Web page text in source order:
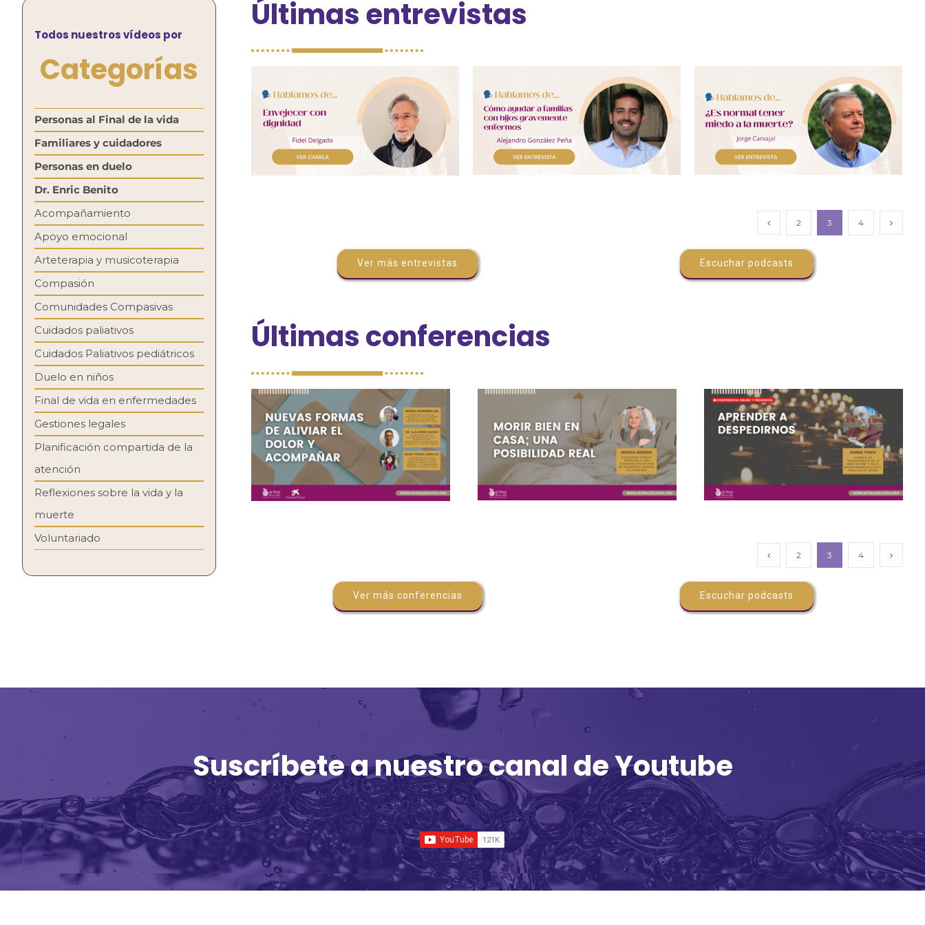
Todos nuestros vídeos por
Categorías
Personas al Final de la vida
Familiares y cuidadores
Personas en duelo
Dr. Enric Benito
Acompañamiento
Apoyo emocional
Arteterapia y musicoterapia
Compasión
Comunidades Compasivas
Cuidados paliativos
Cuidados Paliativos pediátricos
Duelo en niños
Final de vida en enfermedades
Gestiones legales
Planificación compartida de la
atención
Reflexiones sobre la vida y la
muerte
Voluntariado
Últimas entrevistas
2 3 4
Ver más entrevistas Escuchar podcasts
Últimas conferencias
2 3 4
Ver más conferencias Escuchar podcasts
Suscríbete a nuestro canal de Youtube